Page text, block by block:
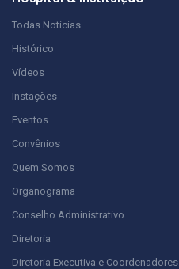
Todas Notícias
Histórico
Vídeos
Instações
Eventos
Convênios
Quem Somos
Organograma
Conselho Administrativo
Diretoria
Diretoria Executiva e Coordenadores